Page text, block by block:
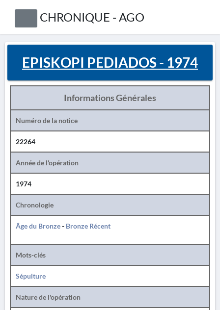
CHRONIQUE - AGO
EPISKOPI PEDIADOS - 1974
Informations Générales
Numéro de la notice
22264
Année de l'opération
1974
Chronologie
Âge du Bronze- Bronze Récent
Mots-clés
Sépulture
Nature de l'opération